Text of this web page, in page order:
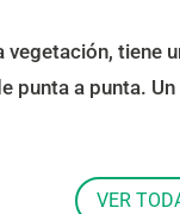
vegetación, tiene
punta a punta.
VER